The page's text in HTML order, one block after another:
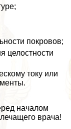
покровов;
целостности
току или
началом
врача!